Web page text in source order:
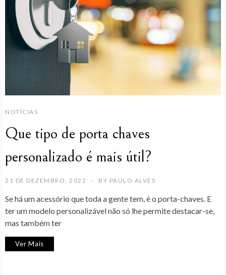
NOTÍCIAS
Que tipo de porta chaves
personalizado é mais útil?
21 DE DEZEMBRO, 2022 BY PAULO ALVES
Se há um acessório que toda a gente tem, é o porta-chaves. E
ter um modelo personalizável não só lhe permite destacar-se,
mas também ter
Ver Mais